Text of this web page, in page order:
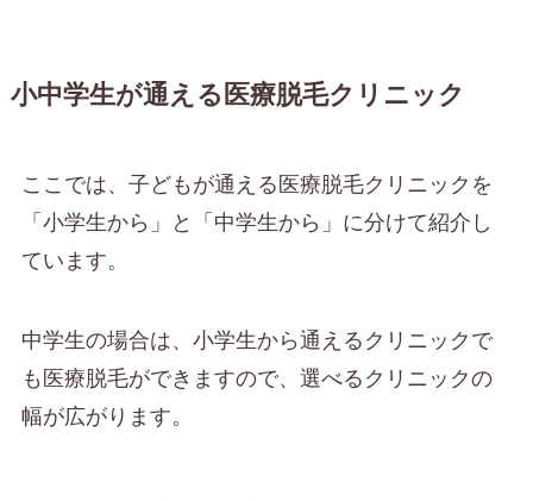
小中学生が通える医療脱毛クリニック
ここでは、子どもが通える医療脱毛クリニックを
「小学生から」と「中学生から」に分けて紹介し
ています。
中学生の場合は、小学生から通えるクリニックで
も医療脱毛ができますので、選べるクリニックの
幅が広がります。